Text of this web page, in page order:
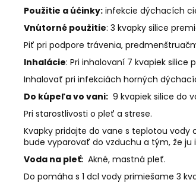
Použitie a účinky: infekcie dýchacích
Vnútorné použitie: 3 kvapky silice
Piť pri podpore trávenia,
Inhalácie: Pri inhalovaní 7 kvapiek silice
Inhalovať pri infekciách horných
Do kúpeľa vo vani: 9 kvapiek silice do
Pri starostlivosti o pleť a strese.
Kvapky pridajte do vane s teplotou vody
bude vyparovať do vzduchu a tým, že
Voda na pleť: Akné, mastná pleť.
Do pomáha s 1 dcl vody primiešame 3